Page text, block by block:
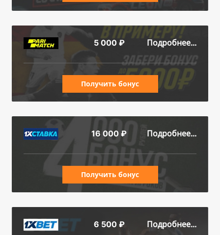
5 000 ₽ Подробнее...
Получить бонус
16 000 ₽ Подробнее...
Получить бонус
6 500 ₽ Подробнее...